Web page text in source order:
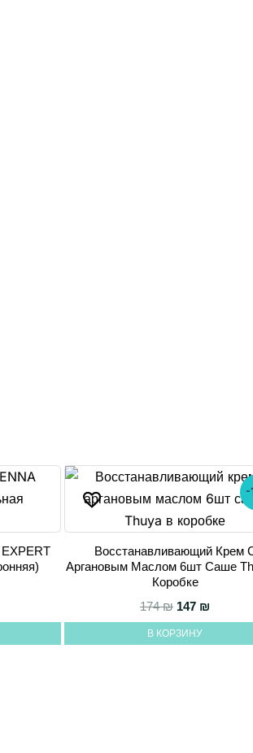
-
Восстанавливающий Крем
Аргановым Маслом 6шт Саше
Коробке
174₪ 147 ₪
В КОРЗИНУ